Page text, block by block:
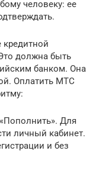
человеку: ее
должна быть
банком. Она
Оплатить МТС
Для
личный кабинет.
и без